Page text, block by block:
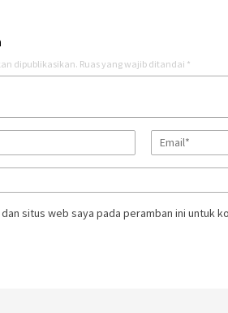
dipublikasikan. Ruas yang wajib ditandai *
situs web saya pada peramban ini untuk